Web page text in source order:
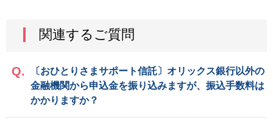
関連するご質問
〔おひとりさまサポート信託〕オリックス銀行以外の
金融機関から申込金を振り込みますが、振込手数料は
かかりますか？